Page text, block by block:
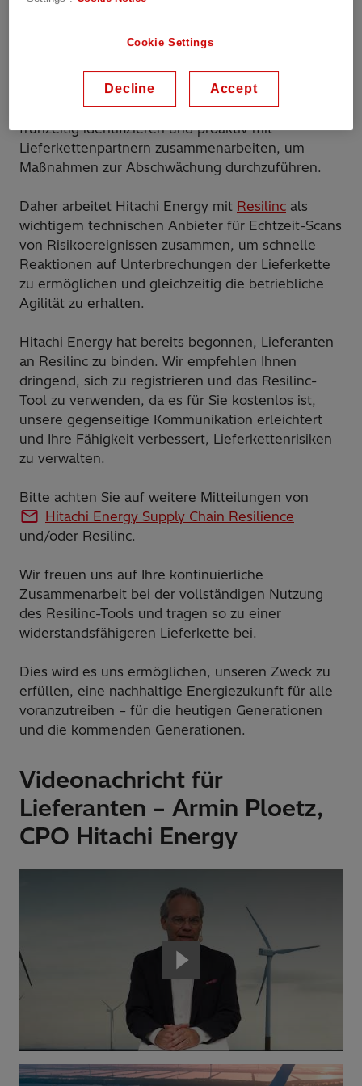
Während Unternehmen externe Störungen nicht
kontrollieren können, können sie ihre
Auswirkungen minimieren, indem sie Risiken
frühzeitig identifizieren und proaktiv mit
Lieferkettenpartnern zusammenarbeiten, um
Maßnahmen zur Abschwächung durchzuführen.
Daher arbeitet Hitachi Energy mit Resilinc als
wichtigem technischen Anbieter für Echtzeit-Scans
von Risikoereignissen zusammen, um schnelle
Reaktionen auf Unterbrechungen der Lieferkette
zu ermöglichen und gleichzeitig die betriebliche
Agilität zu erhalten.
Hitachi Energy hat bereits begonnen, Lieferanten
an Resilinc zu binden. Wir empfehlen Ihnen
dringend, sich zu registrieren und das Resilinc-
Tool zu verwenden, da es für Sie kostenlos ist,
unsere gegenseitige Kommunikation erleichtert
und Ihre Fähigkeit verbessert, Lieferkettenrisiken
zu verwalten.
Bitte achten Sie auf weitere Mitteilungen von
Hitachi Energy Supply Chain Resilience
und/oder Resilinc.
Wir freuen uns auf Ihre kontinuierliche
Zusammenarbeit bei der vollständigen Nutzung
des Resilinc-Tools und tragen so zu einer
widerstandsfähigeren Lieferkette bei.
Dies wird es uns ermöglichen, unseren Zweck zu
erfüllen, eine nachhaltige Energiezukunft für alle
voranzutreiben – für die heutigen Generationen
und die kommenden Generationen.
Videonachricht für
Lieferanten – Armin Ploetz,
CPO Hitachi Energy
Cookie Settings
Decline Accept